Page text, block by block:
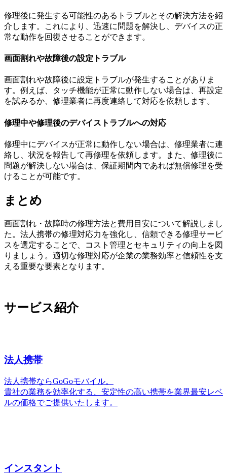
修理後に発生する可能性のあるトラブルとその解決方法を紹
介します。これにより、迅速に問題を解決し、デバイスの正
常な動作を回復させることができます。
画面割れや故障後の設定トラブル
画面割れや故障後に設定トラブルが発生することがありま
す。例えば、タッチ機能が正常に動作しない場合は、再設定
を試みるか、修理業者に再度連絡して対応を依頼します。
修理中や修理後のデバイストラブルへの対応
修理中にデバイスが正常に動作しない場合は、修理業者に連
絡し、状況を報告して再修理を依頼します。また、修理後に
問題が解決しない場合は、保証期間内であれば無償修理を受
けることが可能です。
まとめ
画面割れ・故障時の修理方法と費用目安について解説しまし
た。法人携帯の修理対応力を強化し、信頼できる修理サービ
スを選定することで、コスト管理とセキュリティの向上を図
りましょう。適切な修理対応が企業の業務効率と信頼性を支
える重要な要素となります。
サービス紹介
法人携帯
法人携帯ならGoGoモバイル。
貴社の業務を効率化する、安定性の高い携帯を業界最安レベ
ルの価格でご提供いたします。
インスタント